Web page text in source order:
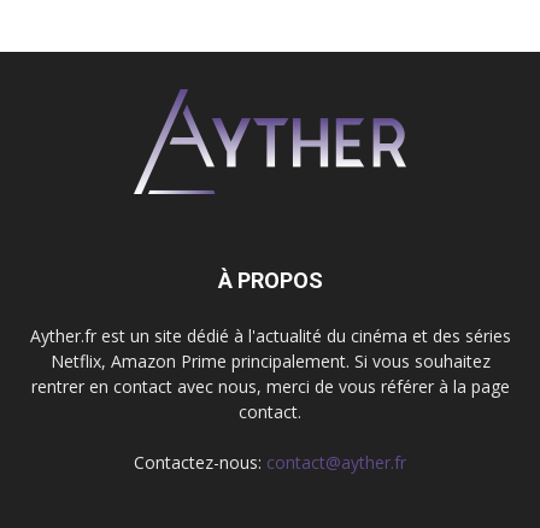
À PROPOS
Ayther.fr est un site dédié à l'actualité du cinéma et des séries
Netflix, Amazon Prime principalement. Si vous souhaitez
rentrer en contact avec nous, merci de vous référer à la page
contact.
Contactez-nous: contact@ayther.fr